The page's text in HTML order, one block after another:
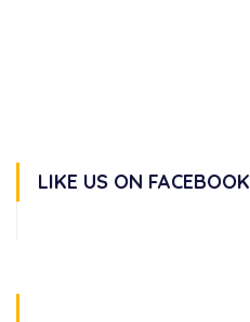
LIKE US ON FACEBOOK